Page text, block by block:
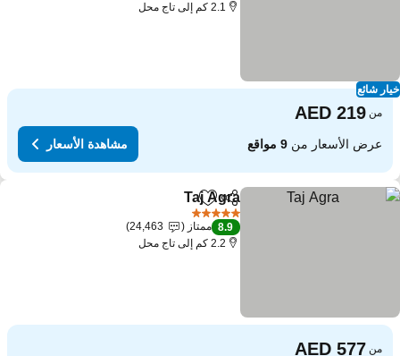
شائع
2.1 كم إلى تاج محل
من
عرض الأسعار من9 مواقع مشاهدة الأسعار
مشاركةAdd to favorites
Taj Agra
8.9 ممتاز
24,463
2.2 كم إلى تاج محل
من